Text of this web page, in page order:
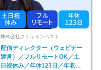
株式会社さくらインベスト
配信ディレクター（ウェビナー
運営）／フルリモートOK／土
日祝休み／年休123日／年収